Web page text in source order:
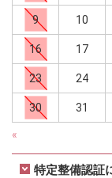
9 10
16 17
23 24
30 31
«
特定整備認証